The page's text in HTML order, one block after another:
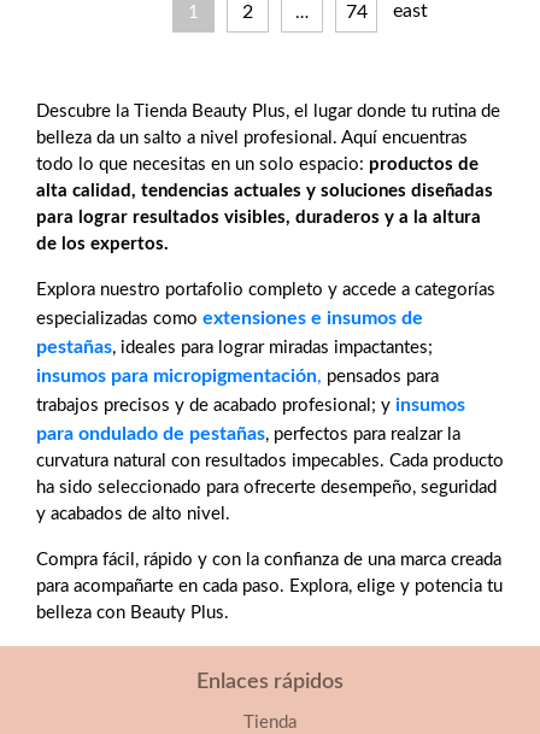
1 2 … 74 east
Descubre la Tienda Beauty Plus, el lugar donde tu rutina de
belleza da un salto a nivel profesional. Aquí encuentras
todo lo que necesitas en un solo espacio: productos de
alta calidad, tendencias actuales y soluciones diseñadas
para lograr resultados visibles, duraderos y a la altura
de los expertos.
Explora nuestro portafolio completo y accede a categorías
especializadas como extensiones e insumos de
pestañas, ideales para lograr miradas impactantes;
insumos para micropigmentación, pensados para
trabajos precisos y de acabado profesional; y insumos
para ondulado de pestañas, perfectos para realzar la
curvatura natural con resultados impecables. Cada producto
ha sido seleccionado para ofrecerte desempeño, seguridad
y acabados de alto nivel.
Compra fácil, rápido y con la confianza de una marca creada
para acompañarte en cada paso. Explora, elige y potencia tu
belleza con Beauty Plus.
Enlaces rápidos
Tienda